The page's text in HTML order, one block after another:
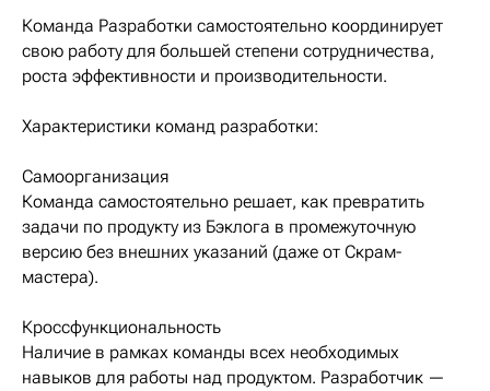
Команда Разработки самостоятельно координирует
свою работу для большей степени сотрудничества,
роста эффективности и производительности.
Характеристики команд разработки:
Самоорганизация
Команда самостоятельно решает, как превратить
задачи по продукту из Бэклога в промежуточную
версию без внешних указаний (даже от Скрам-
мастера).
Кроссфункциональность
Наличие в рамках команды всех необходимых
навыков для работы над продуктом. Разработчик —